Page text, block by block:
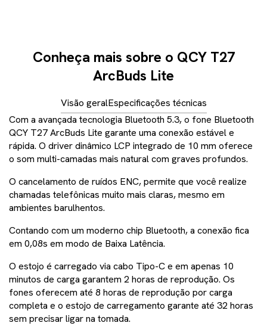
Conheça mais sobre o QCY T27
ArcBuds Lite
Visão geralEspecificações técnicas
Com a avançada tecnologia Bluetooth 5.3, o fone Bluetooth
QCY T27 ArcBuds Lite garante uma conexão estável e
rápida. O driver dinâmico LCP integrado de 10 mm oferece
o som multi-camadas mais natural com graves profundos.
O cancelamento de ruídos ENC, permite que você realize
chamadas telefônicas muito mais claras, mesmo em
ambientes barulhentos.
Contando com um moderno chip Bluetooth, a conexão fica
em 0,08s em modo de Baixa Latência.
O estojo é carregado via cabo Tipo-C e em apenas 10
minutos de carga garantem 2 horas de reprodução. Os
fones oferecem até 8 horas de reprodução por carga
completa e o estojo de carregamento garante até 32 horas
sem precisar ligar na tomada.